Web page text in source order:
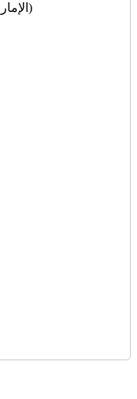
United Arab Emirates (الإمارات العربية المتحدة)